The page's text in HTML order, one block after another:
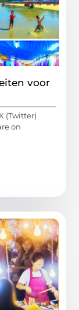
voor
(Twitter)
on